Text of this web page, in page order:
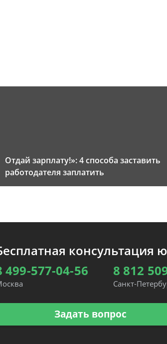
Отдай зарплату!»: 4 способа заставить
работодателя заплатить
консультация
499-577-04-56
8 812
Санкт-
Задать вопрос